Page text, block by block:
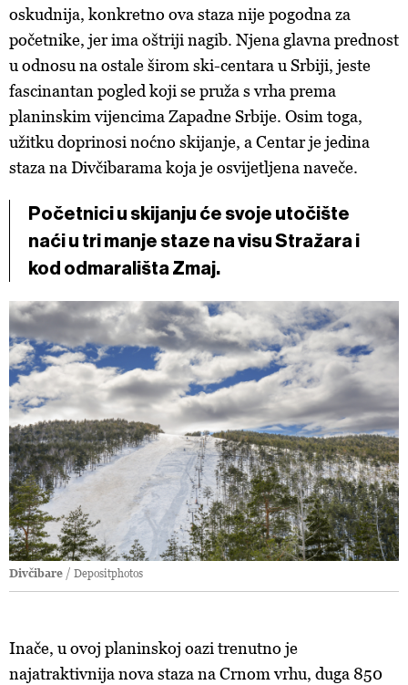
oskudnija, konkretno ova staza nije pogodna za
početnike, jer ima oštriji nagib. Njena glavna prednost
u odnosu na ostale širom ski-centara u Srbiji, jeste
fascinantan pogled koji se pruža s vrha prema
planinskim vijencima Zapadne Srbije. Osim toga,
užitku doprinosi noćno skijanje, a Centar je jedina
staza na Divčibarama koja je osvijetljena naveče.
Početnici u skijanju će svoje utočište
naći u tri manje staze na visu Stražara i
kod odmarališta Zmaj.
Divčibare / Depositphotos
Inače, u ovoj planinskoj oazi trenutno je
najatraktivnija nova staza na Crnom vrhu, duga 850